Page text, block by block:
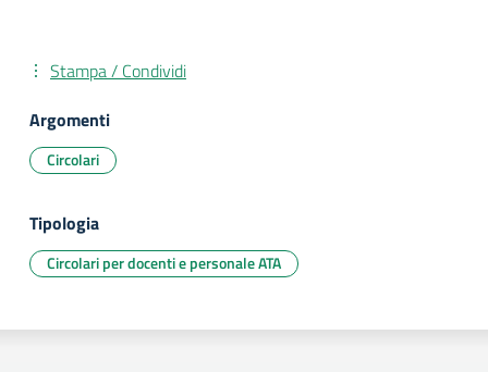
Stampa / Condividi
Argomenti
Circolari
Tipologia
Circolari per docenti e personale ATA